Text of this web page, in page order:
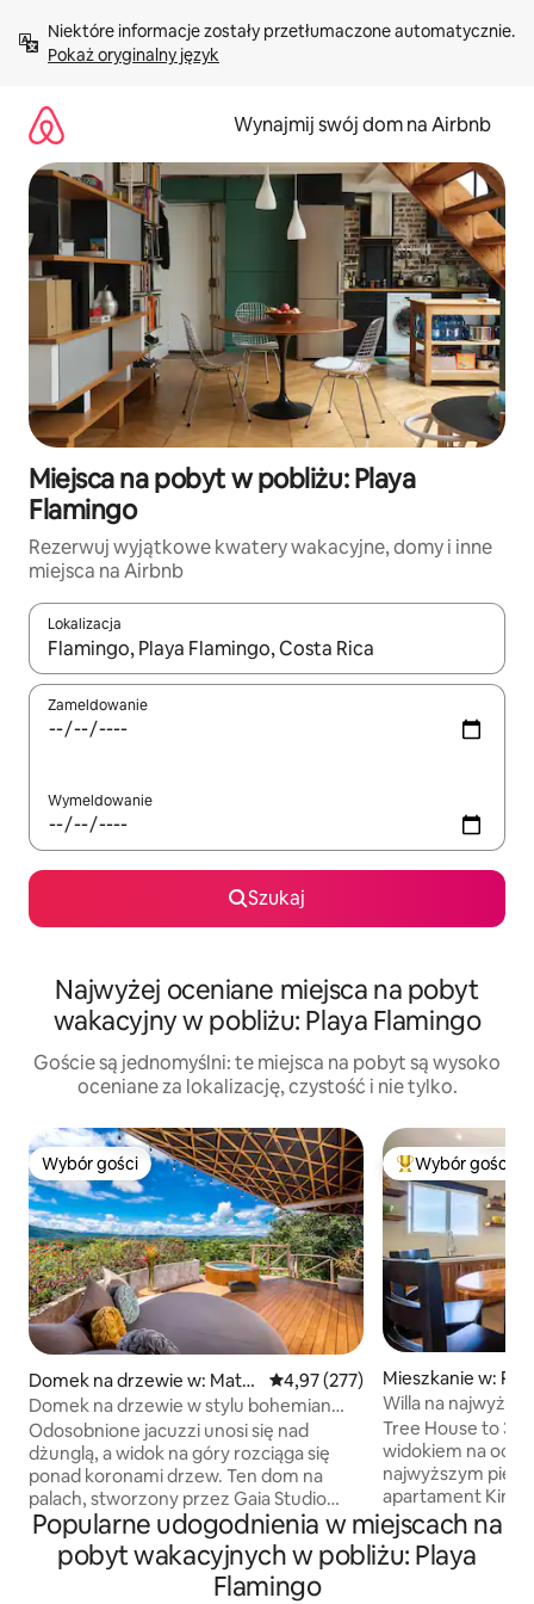
treści Pokaż oryginalny język
Wynajmij swój dom na Airbnb
Miejsca na pobyt w pobliżu: Playa
Flamingo
Rezerwuj wyjątkowe kwatery wakacyjne, domy i inne
miejsca na Airbnb
Lokalizacja
Gdy wyniki będą dostępne, możesz poruszać się po nich za
Zameldowanie
Wymeldowanie
Szukaj
Najwyżej oceniane miejsca na pobyt
wakacyjny w pobliżu: Playa Flamingo
Goście są jednomyślni: te miejsca na pobyt są wysoko
oceniane za lokalizację, czystość i nie tylko.
Wybór gości
Wybór gości
Domek na drzewie w: Mata
palo
Średnia ocena: 4,97 na 5, liczba
4,97 (277)
Domek na drzewie w stylu bohemian
chic z magicznymi widokami i jacuzzi
Odosobnione jacuzzi unosi się nad
dżunglą, a widok na góry rozciąga się
ponad koronami drzew. Ten dom na
palach, stworzony przez Gaia Studio
Costa Rica, przekształca nowoczesny
tropikalny design w wyjątkowe
doświadczenie. Wewnątrz znajduje się
sypialnia z łóżkiem typu king-size
Wybór gości
Mieszkanie w:
o
Willa na
na ocean, jacuzzi
Tree House to 3-
widokiem na
najwyższym
apartament King
750 stóp
balkonem,
Ocean Spokojny i
Popularne udogodnienia w miejscach na
pobyt wakacyjnych w pobliżu: Playa
Flamingo